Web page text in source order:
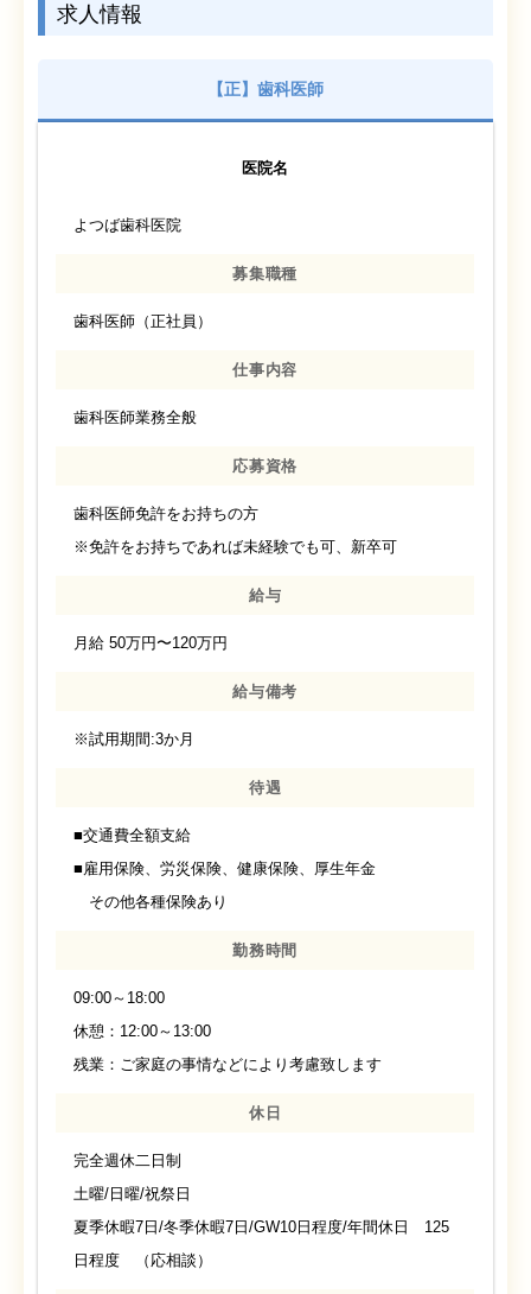
求人情報
【正】歯科医師
医院名
よつば歯科医院
募集職種
歯科医師（正社員）
仕事内容
歯科医師業務全般
応募資格
歯科医師免許をお持ちの方
※免許をお持ちであれば未経験でも可、新卒可
給与
月給 50万円〜120万円
給与備考
※試用期間:3か月
待遇
■交通費全額支給
■雇用保険、労災保険、健康保険、厚生年金
その他各種保険あり
勤務時間
09:00～18:00
休憩：12:00～13:00
残業：ご家庭の事情などにより考慮致します
休日
完全週休二日制
土曜/日曜/祝祭日
夏季休暇7日/冬季休暇7日/GW10日程度/年間休日 125
日程度 （応相談）